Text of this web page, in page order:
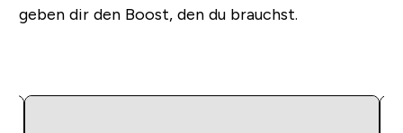
geben dir den Boost, den du brauchst.